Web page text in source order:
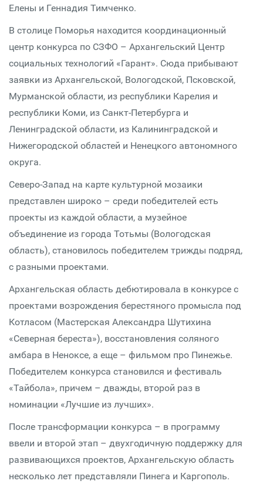
Елены и Геннадия Тимченко.
В столице Поморья находится координационный
центр конкурса по СЗФО – Архангельский Центр
социальных технологий «Гарант». Сюда прибывают
заявки из Архангельской, Вологодской, Псковской,
Мурманской области, из республики Карелия и
республики Коми, из Санкт-Петербурга и
Ленинградской области, из Калининградской и
Нижегородской областей и Ненецкого автономного
округа.
Северо-Запад на карте культурной мозаики
представлен широко – среди победителей есть
проекты из каждой области, а музейное
объединение из города Тотьмы (Вологодская
область), становилось победителем трижды подряд,
с разными проектами.
Архангельская область дебютировала в конкурсе с
проектами возрождения берестяного промысла под
Котласом (Мастерская Александра Шутихина
«Северная береста»), восстановления соляного
амбара в Неноксе, а еще – фильмом про Пинежье.
Победителем конкурса становился и фестиваль
«Тайбола», причем – дважды, второй раз в
номинации «Лучшие из лучших».
После трансформации конкурса – в программу
ввели и второй этап – двухгодичную поддержку для
развивающихся проектов, Архангельскую область
несколько лет представляли Пинега и Каргополь.